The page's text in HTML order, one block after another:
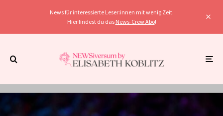
News für interessierte Leser:innen mit wenig Zeit.
Hier findest du das News-Crew Abo!